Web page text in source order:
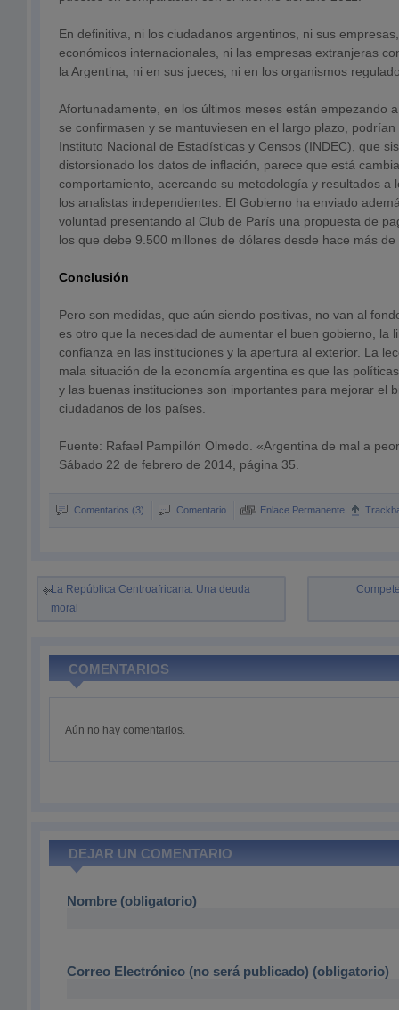
En definitiva, ni los ciudadanos argentinos, ni sus
económicos internacionales, ni las empresas extranjeras
la Argentina, ni en sus jueces, ni en los organismos
Afortunadamente, en los últimos meses están empezando
se confirmasen y se mantuviesen en el largo plazo,
Instituto Nacional de Estadísticas y Censos (INDEC), que
distorsionado los datos de inflación, parece que está
comportamiento, acercando su metodología y resultados a
los analistas independientes. El Gobierno ha enviado
voluntad presentando al Club de París una propuesta de
los que debe 9.500 millones de dólares desde hace más de
Conclusión
Pero son medidas, que aún siendo positivas, no van al
es otro que la necesidad de aumentar el buen gobierno, la
confianza en las instituciones y la apertura al exterior. La
mala situación de la economía argentina es que las
y las buenas instituciones son importantes para mejorar el
ciudadanos de los países.
Fuente: Rafael Pampillón Olmedo. «Argentina de mal a
Sábado 22 de febrero de 2014, página 35.
Comentarios (3) Comentario Enlace Permanente
La República Centroafricana: Una deuda
moral
COMENTARIOS
Aún no hay comentarios.
DEJAR UN COMENTARIO
Nombre (obligatorio)
Correo Electrónico (no será publicado) (obligatorio)